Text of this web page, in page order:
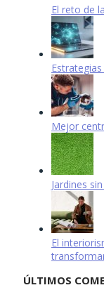
El reto de
Mejor
Jardines
El
ÚLTIMOS